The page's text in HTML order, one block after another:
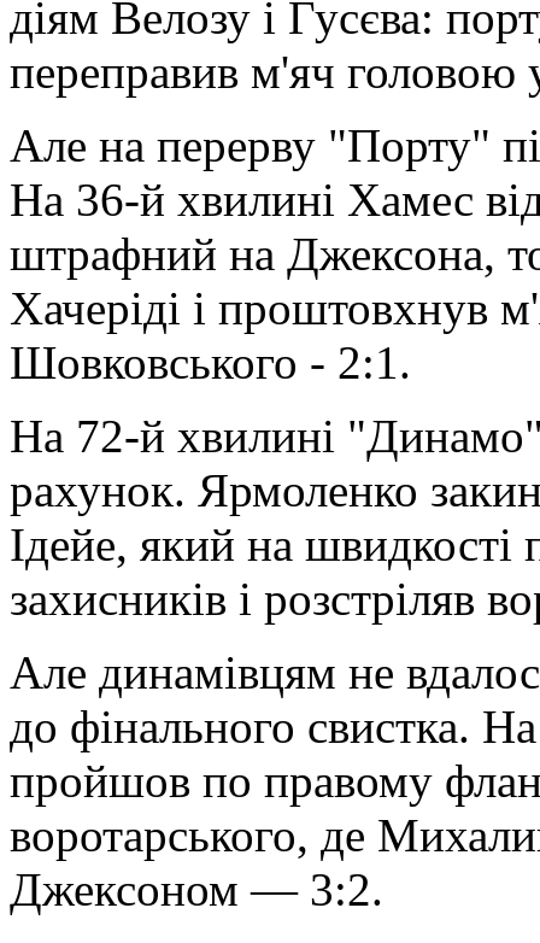
діям Велозу і Гусєва:
переправив м'яч головою
Але на перерву "Порту"
На 36-й хвилині Хамес
штрафний на Джексона,
Хачеріді і проштовхнув
Шовковського - 2:1.
На 72-й хвилині "Динамо"
рахунок. Ярмоленко
Ідейе, який на швидкості
захисників і розстріляв
Але динамівцям не
до фінального свистка.
пройшов по правому
воротарського, де
Джексоном — 3:2.